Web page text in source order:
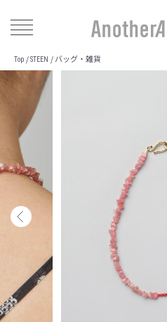
Top / STEEN / バッグ・雑貨